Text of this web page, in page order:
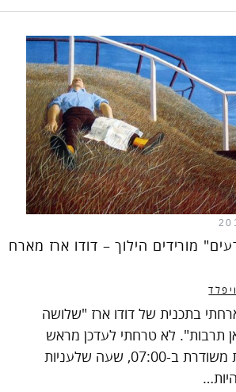
מורידים הילוך – דודו ארז מארח
בתכנית של דודו ארז "שלושה
תרבות". לא טרחתי לעדכן מראש
מאחר והתכנית משודרת ב-07:00, שעה שלעניות